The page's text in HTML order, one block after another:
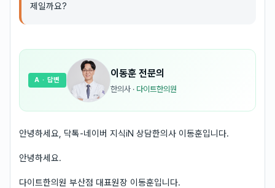
제일까요?
이동훈 전문의
한의사 · 다이트한의원
A · 답변
안녕하세요, 닥톡-네이버 지식iN 상담한의사 이동훈입니다.
안녕하세요.
다이트한의원 부산점 대표원장 이동훈입니다.